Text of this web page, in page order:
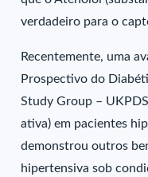
verdadeiro para o
Recentemente, uma
Prospectivo do
Study Group –
ativa) em pacientes
demonstrou outros
hipertensiva sob